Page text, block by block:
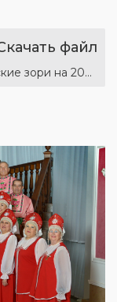
файл
Репертуарный план. ! - Хор Костанайские зори на 2022г.doc